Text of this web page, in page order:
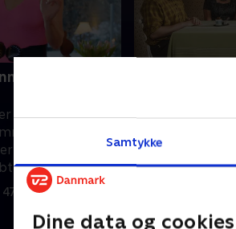
Samtykke
Dine data og cookies
Sofie
Anne Sofie
og bor i
en ung udgave af
forelsket i
samler hun sin
foregik foran tv'et
47 min
Lisbet Dahl
var 12 år
kjolerne var
brugte